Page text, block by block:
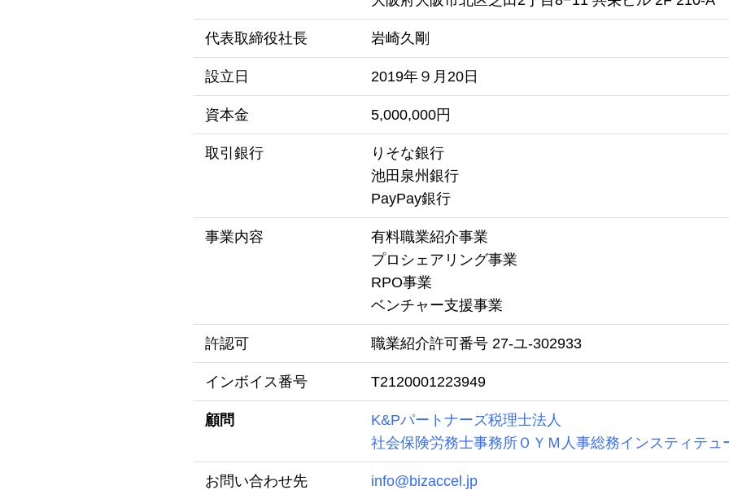
代表取締役社長 岩崎久剛
設立日 2019年９月20日
資本金 5,000,000円
取引銀行
りそな銀行
池田泉州銀行
PayPay銀行
事業内容
有料職業紹介事業
プロシェアリング事業
RPO事業
ベンチャー支援事業
許認可 職業紹介許可番号 27-ユ-302933
インボイス番号 ​T2120001223949
顧問
K&Pパートナーズ税理士法人
社会保険労務士事務所ＯＹＭ人事総務インスティテュ
お問い合わせ先 info@bizaccel.jp